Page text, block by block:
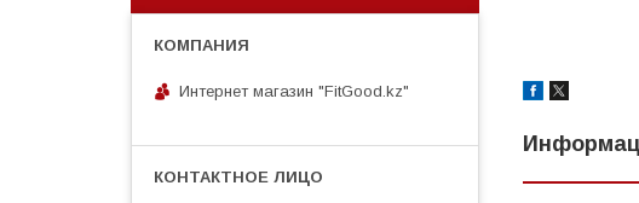
Интернет магазин "FitGood.kz"